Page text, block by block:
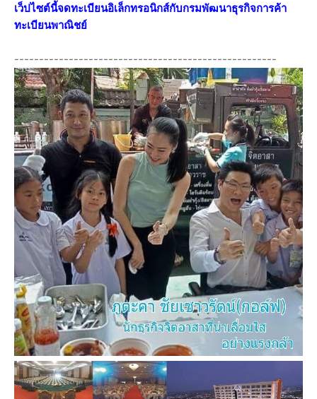
เว็ปไซต์นี้จดทะเบียนอิเล็กทรอนิกส์กับกรมพัฒนาธุรกิจการค้า
ทะเบียนพาณิชย์
-----------------------------------------------------